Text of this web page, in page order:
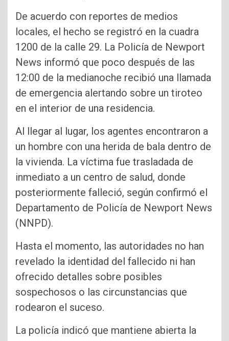
De acuerdo con reportes de medios
locales, el hecho se registró en la cuadra
1200 de la calle 29. La Policía de Newport
News informó que poco después de las
12:00 de la medianoche recibió una llamada
de emergencia alertando sobre un tiroteo
en el interior de una residencia.
Al llegar al lugar, los agentes encontraron a
un hombre con una herida de bala dentro de
la vivienda. La víctima fue trasladada de
inmediato a un centro de salud, donde
posteriormente falleció, según confirmó el
Departamento de Policía de Newport News
(NNPD).
Hasta el momento, las autoridades no han
revelado la identidad del fallecido ni han
ofrecido detalles sobre posibles
sospechosos o las circunstancias que
rodearon el suceso.
La policía indicó que mantiene abierta la